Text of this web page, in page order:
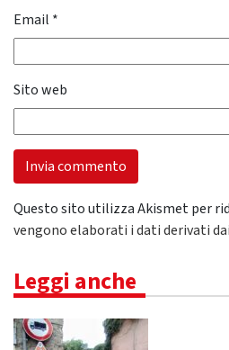
Email *
Sito web
Questo sito utilizza Akismet per
vengono elaborati i dati derivati
Leggi anche